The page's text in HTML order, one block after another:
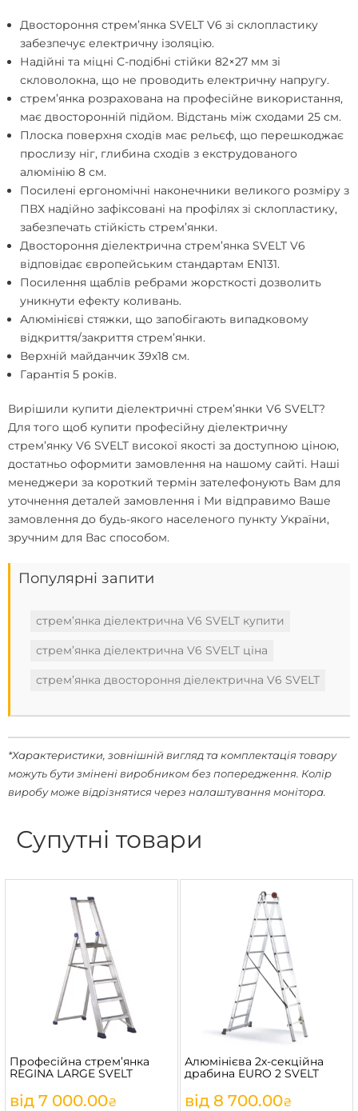
Двостороння стрем’янка SVELT V6 зі склопластику
забезпечує електричну ізоляцію.
Надійні та міцні С-подібні стійки 82×27 мм зі
скловолокна, що не проводить електричну напругу.
стрем’янка розрахована на професійне використання,
має двосторонній підйом. Відстань між сходами 25 см.
Плоска поверхня сходів має рельєф, що перешкоджає
прослизу ніг, глибина сходів з екструдованого
алюмінію 8 см.
Посилені ергономічні наконечники великого розміру з
ПВХ надійно зафіксовані на профілях зі склопластику,
забезпечать стійкість стрем’янки.
Двостороння діелектрична стрем’янка SVELT V6
відповідає європейським стандартам EN131.
Посилення щаблів ребрами жорсткості дозволить
уникнути ефекту коливань.
Алюмінієві стяжки, що запобігають випадковому
відкриття/закриття стрем’янки.
Верхній майданчик 39х18 см.
Гарантія 5 років.
Вирішили купити діелектричні стрем’янки V6 SVELT?
Для того щоб купити професійну діелектричну
стрем’янку V6 SVELT високої якості за доступною ціною,
достатньо оформити замовлення на нашому сайті. Наші
менеджери за короткий термін зателефонують Вам для
уточнення деталей замовлення і Ми відправимо Ваше
замовлення до будь-якого населеного пункту України,
зручним для Вас способом.
Популярні запити
стрем’янка діелектрична V6 SVELT купити
стрем’янка діелектрична V6 SVELT ціна
стрем’янка двостороння діелектрична V6 SVELT
*Характеристики, зовнішній вигляд та комплектація товару
можуть бути змінені виробником без попередження. Колір
виробу може відрізнятися через налаштування монітора.
Супутні товари
Професійна стрем’янка
REGINA LARGE SVELT
від 7 000.00₴
Алюмінієва 2х-секційна
драбина EURO 2 SVELT
від 8 700.00₴